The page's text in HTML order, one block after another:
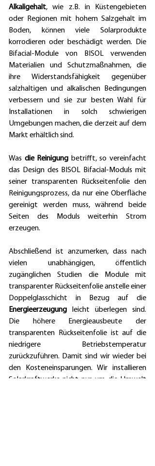
Alkaligehalt, wie z.B. in Küstengebieten
oder Regionen mit hohem Salzgehalt im
Boden, können viele Solarprodukte
korrodieren oder beschädigt werden. Die
Bifacial-Module von BISOL verwenden
Materialien und Schutzmaßnahmen, die
ihre Widerstandsfähigkeit gegenüber
salzhaltigen und alkalischen Bedingungen
verbessern und sie zur besten Wahl für
Installationen in solch schwierigen
Umgebungen machen, die derzeit auf dem
Markt erhältlich sind.
Was die Reinigung betrifft, so vereinfacht
das Design des BISOL Bifacial-Moduls mit
seiner transparenten Rückseitenfolie den
Reinigungsprozess, da nur eine Oberfläche
gereinigt werden muss, während beide
Seiten des Moduls weiterhin Strom
erzeugen.
Abschließend ist anzumerken, dass nach
vielen unabhängigen, öffentlich
zugänglichen Studien die Module mit
transparenter Rückseitenfolie anstelle einer
Energieerzeugung leicht überlegen sind.
Die höhere Energieausbeute der
transparenten Rückseitenfolie ist auf die
niedrigere Betriebstemperatur
zurückzuführen. Damit sind wir wieder bei
den Kosteneinsparungen. Wir installieren
Solarkraftwerke nicht nur, um die Umwelt